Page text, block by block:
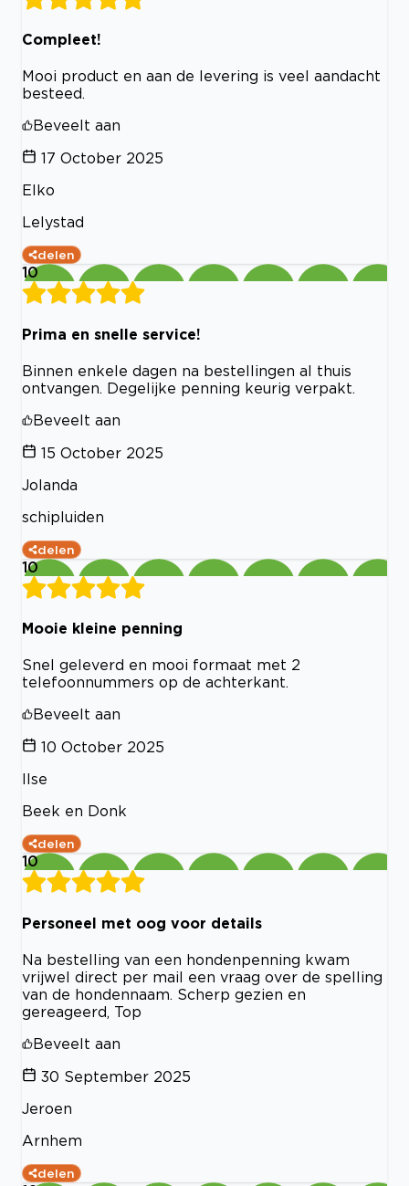
Compleet!
Mooi product en aan de levering is veel aandacht
besteed.
Beveelt aan
17 October 2025
Elko
Lelystad
delen
10
Prima en snelle service!
Binnen enkele dagen na bestellingen al thuis
ontvangen. Degelijke penning keurig verpakt.
Beveelt aan
15 October 2025
Jolanda
schipluiden
delen
10
Mooie kleine penning
Snel geleverd en mooi formaat met 2
telefoonnummers op de achterkant.
Beveelt aan
10 October 2025
Ilse
Beek en Donk
delen
10
Personeel met oog voor details
Na bestelling van een hondenpenning kwam
vrijwel direct per mail een vraag over de spelling
van de hondennaam. Scherp gezien en
gereageerd, Top
Beveelt aan
30 September 2025
Jeroen
Arnhem
delen